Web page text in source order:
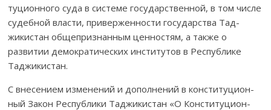
туционного суда в системе го­су­дарственной, в том числе
су­дебной власти, приверженности госу­дарства Тад­
жикистан об­щепризнанным ценностям, а также о
развитии де­мокра­тических институтов в Республике
Таджикистан.
С внесением изменений и дополнений в конститу­ци­о­н­­­
ный Закон Рес­публики Таджикистан «О Консти­ту­цион­